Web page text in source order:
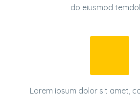
do eiusmod
Lorem ipsum dolor sit amet,